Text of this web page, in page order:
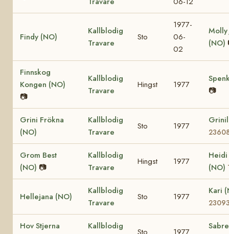
Findy (NO)
Kallblodig
Travare
Sto
1977-
06-
02
Molly
(NO)
Finnskog
Kongen (NO)
📷
Kallblodig
Travare
Hingst 1977
📷
Grini Frökna
(NO)
Kallblodig
Travare
Sto 1977
Grom Best
(NO) 📷
Kallblodig
Travare
Hingst 1977
Heidi
(NO)
Hellejana (NO)
Kallblodig
Travare
Sto 1977
Kari
Hov Stjerna
Kallblodig
Sto 1977